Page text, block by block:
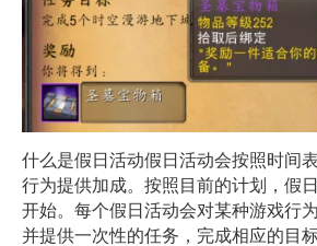
什么是假日活动假日活动会按照时间
行为提供加成。按照目前的计划，假
开始。每个假日活动会对某种游戏行
并提供一次性的任务，完成相应的目